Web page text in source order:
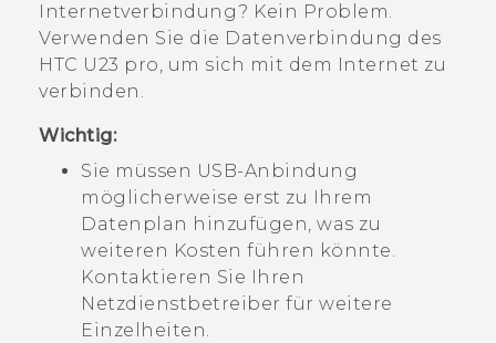
HTC-Geräte und Zubehör
Internetverbindung? Kein Problem.
Verwenden Sie die Datenverbindung des
HTC U23 pro, um sich mit dem Internet zu
verbinden.
Wichtig:
Sie müssen USB-Anbindung
möglicherweise erst zu Ihrem
Datenplan hinzufügen, was zu
weiteren Kosten führen könnte.
Kontaktieren Sie Ihren
Netzdienstbetreiber für weitere
Einzelheiten.